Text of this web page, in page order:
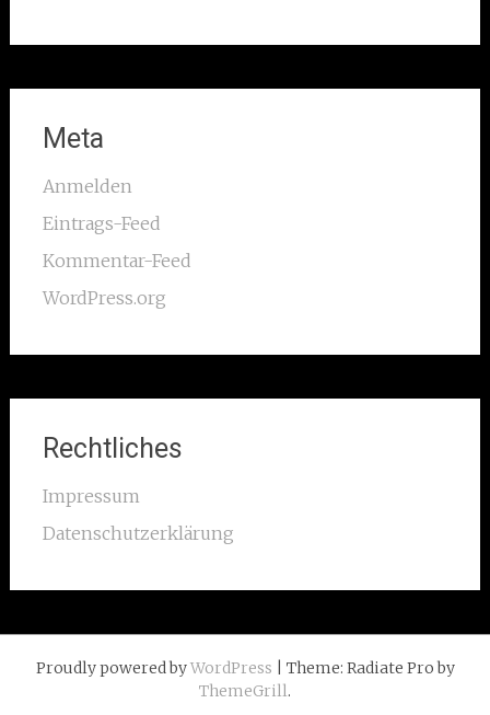
Meta
Anmelden
Eintrags-Feed
Kommentar-Feed
WordPress.org
Rechtliches
Impressum
Datenschutzerklärung
Proudly powered byWordPress | Theme: Radiate Pro by
ThemeGrill.